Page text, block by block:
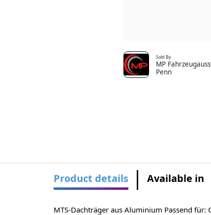
Sold By
MP
Penn
Product details Available in
MTS-Dachträger aus Aluminium Passend